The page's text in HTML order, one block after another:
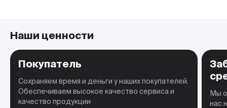
Наши ценности
Покупатель
Сохраняем время и деньги у наших покупателей.
Обеспечиваем высокое качество сервиса и
качество продукции
Мы
нас